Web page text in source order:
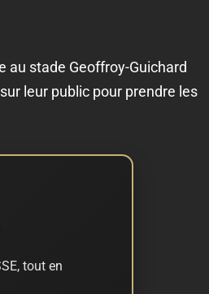
au stade Geoffroy-Guichard
leur public pour prendre les
tout en